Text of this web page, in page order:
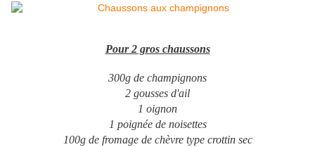
Pour 2 gros chaussons
300g de champignons
2 gousses d'ail
1 oignon
1 poignée de noisettes
100g de fromage de chèvre type crottin sec